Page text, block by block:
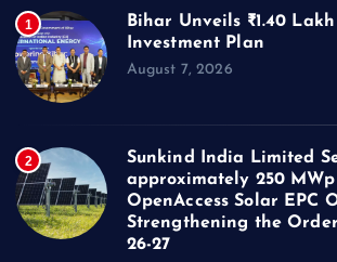
1
Bihar Unveils ₹1.40
Investment Plan
August 7, 2026
2
Sunkind India Limited
approximately 250
OpenAccess Solar EPC
Strengthening the
26-27